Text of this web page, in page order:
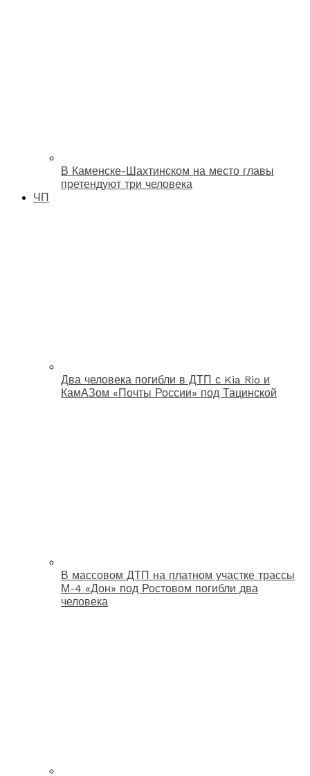
В Каменске-Шахтинском на место главы
претендуют три человека
ЧП
Два человека погибли в ДТП с Kia Rio и
КамАЗом «Почты России» под Тацинской
В массовом ДТП на платном участке трассы
М-4 «Дон» под Ростовом погибли два
человека